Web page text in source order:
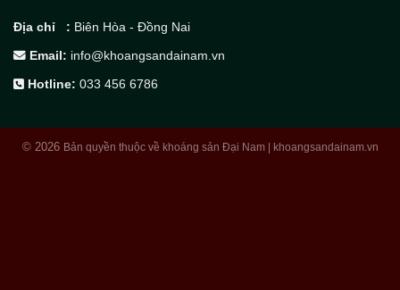
Địa chỉ : Biên Hòa - Đồng Nai
Email: info@khoangsandainam.vn
Hotline: 033 456 6786
© 2026 Bản quyền thuộc về khoáng sản Đại Nam | khoangsandainam.vn